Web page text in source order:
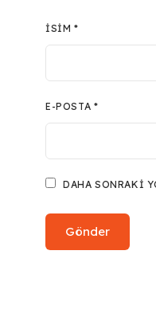
İSIM*
E-POSTA *
DAHA SONRAKI